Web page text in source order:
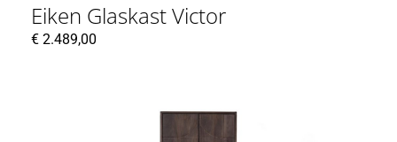
Eiken Glaskast Victor
€ 2.489,00